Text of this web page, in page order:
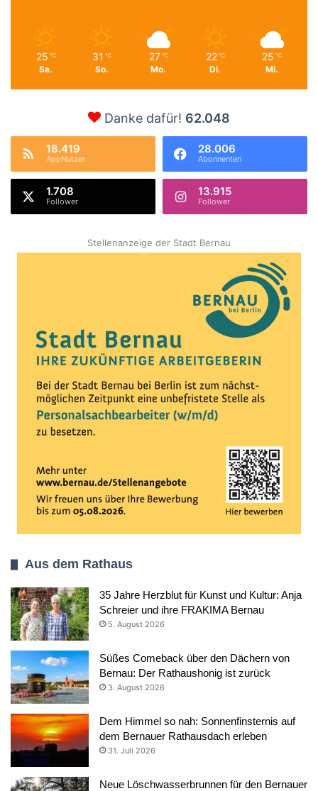
25 ℃
Sa.
31 ℃
So.
27 ℃
Mo.
22 ℃
Di.
25 ℃
Mi.
Danke dafür! 62.048
18.419
AppNutzer
28.006
Abonnenten
1.708
Follower
13.915
Follower
Stellenanzeige der Stadt Bernau
Aus dem Rathaus
35 Jahre Herzblut für Kunst und Kultur: Anja
Schreier und ihre FRAKIMA Bernau
5. August 2026
Süßes Comeback über den Dächern von
Bernau: Der Rathaushonig ist zurück
3. August 2026
Dem Himmel so nah: Sonnenfinsternis auf
dem Bernauer Rathausdach erleben
31. Juli 2026
Neue Löschwasserbrunnen für den Bernauer